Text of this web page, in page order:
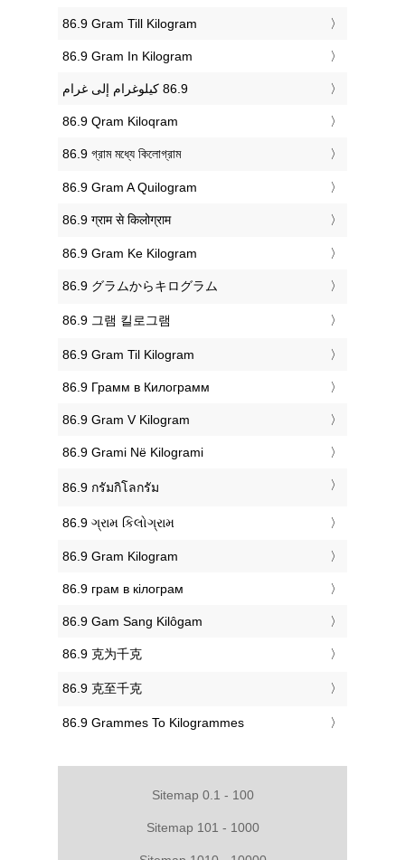
‎86.9 Gram Till Kilogram
‎86.9 Gram In Kilogram
‎86.9 Qram Kiloqram
‎86.9 গ্রাম মধ্যে কিলোগ্রাম
‎86.9 Gram A Quilogram
‎86.9 ग्राम से किलोग्राम
‎86.9 Gram Ke Kilogram
‎86.9 グラムからキログラム
‎86.9 그램 킬로그램
‎86.9 Gram Til Kilogram
‎86.9 Грамм в Килограмм
‎86.9 Gram V Kilogram
‎86.9 Grami Në Kilogrami
‎86.9 กรัมกิโลกรัม
‎86.9 ગ્રામ કિલોગ્રામ
‎86.9 Gram Kilogram
‎86.9 грам в кілограм
‎86.9 Gam Sang Kilôgam
‎86.9 克为千克
‎86.9 克至千克
‎86.9 Grammes To Kilogrammes
Sitemap 0.1 - 100
Sitemap 101 - 1000